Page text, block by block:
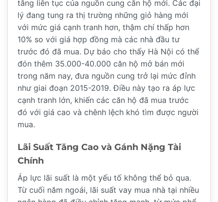
tăng liên tục của nguồn cung căn hộ mới. Các đại
lý đang tung ra thị trường những giỏ hàng mới
với mức giá cạnh tranh hơn, thậm chí thấp hơn
10% so với giá hợp đồng mà các nhà đầu tư
trước đó đã mua. Dự báo cho thấy Hà Nội có thể
đón thêm 35.000-40.000 căn hộ mở bán mới
trong năm nay, đưa nguồn cung trở lại mức đỉnh
như giai đoạn 2015-2019. Điều này tạo ra áp lực
cạnh tranh lớn, khiến các căn hộ đã mua trước
đó với giá cao và chênh lệch khó tìm được người
mua.
Lãi Suất Tăng Cao và Gánh Nặng Tài
Chính
Áp lực lãi suất là một yếu tố không thể bỏ qua.
Từ cuối năm ngoái, lãi suất vay mua nhà tại nhiều